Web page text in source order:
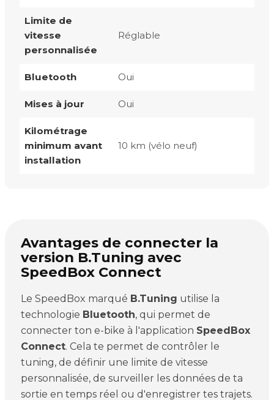
Limite de
vitesse
personnalisée
Réglable
Bluetooth Oui
Mises à jour Oui
Kilométrage
minimum avant
installation
10 km (vélo neuf)
Avantages de connecter la
version B.Tuning avec
SpeedBox Connect
Le SpeedBox marqué B.Tuning utilise la
technologie Bluetooth, qui permet de
connecter ton e-bike à l'application SpeedBox
Connect. Cela te permet de contrôler le
tuning, de définir une limite de vitesse
personnalisée, de surveiller les données de ta
sortie en temps réel ou d'enregistrer tes trajets.